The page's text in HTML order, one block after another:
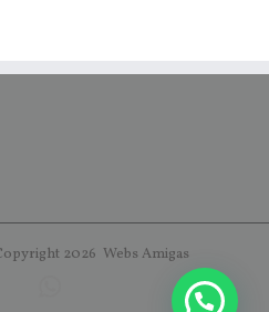
2026 Webs Amigas